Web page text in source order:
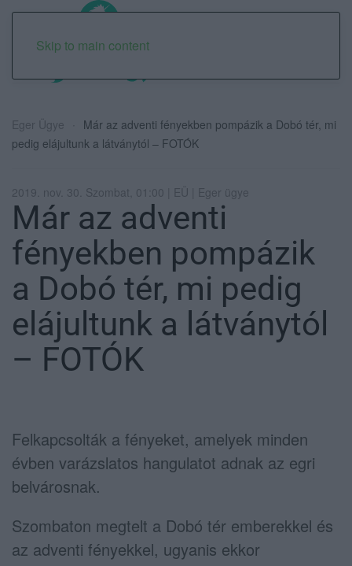
Skip to main content
Eger Ügye
Már az adventi fényekben pompázik a Dobó tér, mi
pedig elájultunk a látványtól – FOTÓK
2019. nov. 30. Szombat, 01:00 | EÜ | Eger ügye
Már az adventi
fényekben pompázik
a Dobó tér, mi pedig
elájultunk a látványtól
– FOTÓK
Felkapcsolták a fényeket, amelyek minden
évben varázslatos hangulatot adnak az egri
belvárosnak.
Szombaton megtelt a Dobó tér emberekkel és
az adventi fényekkel, ugyanis ekkor